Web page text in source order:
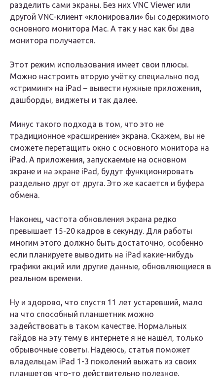
разделить сами экраны. Без них VNC Viewer или
другой VNC-клиент «клонировали» бы содержимого
основного монитора Mac. А так у нас как бы два
монитора получается.
Этот режим использования имеет свои плюсы.
Можно настроить вторую учётку специально под
«стриминг» на iPad – вывести нужные приложения,
дашборды, виджеты и так далее.
Минус такого подхода в том, что это не
традиционное «расширение» экрана. Скажем, вы не
сможете перетащить окно с основного монитора на
iPad. А приложения, запускаемые на основном
экране и на экране iPad, будут функционировать
раздельно друг от друга. Это же касается и буфера
обмена.
Наконец, частота обновления экрана редко
превышает 15-20 кадров в секунду. Для работы
многим этого должно быть достаточно, особенно
если планируете выводить на iPad какие-нибудь
графики акций или другие данные, обновляющиеся в
реальном времени.
Ну и здорово, что спустя 11 лет устаревший, мало
на что способный планшетник можно
задействовать в таком качестве. Нормальных
гайдов на эту тему в интернете я не нашёл, только
обрывочные советы. Надеюсь, статья поможет
владельцам iPad 1-3 поколений выжать из своих
планшетов что-то действительно полезное.